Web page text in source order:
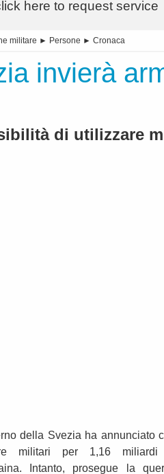
here to request service
militare ► Persone ► Cronaca
invierà
di utilizzare
della Svezia ha annunciato
militari per 1,16
Intanto, prosegue la